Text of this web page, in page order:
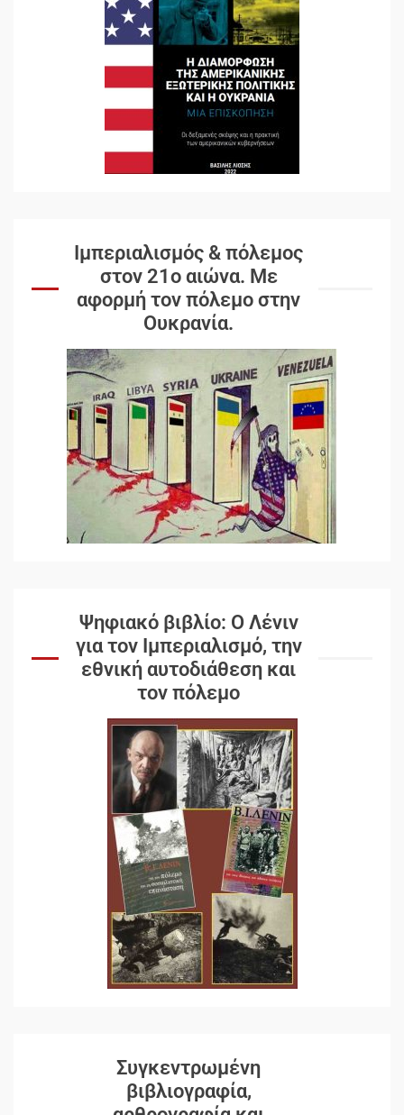
Ιμπεριαλισμός & πόλεμος
στον 21ο αιώνα. Mε
αφορμή τον πόλεμο στην
Ουκρανία.
Ψηφιακό βιβλίο: Ο Λένιν
για τον Ιμπεριαλισμό, την
εθνική αυτοδιάθεση και
τον πόλεμο
Συγκεντρωμένη
βιβλιογραφία,